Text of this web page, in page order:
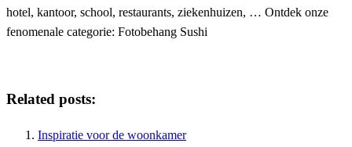
hotel, kantoor, school, restaurants, ziekenhuizen, … Ontdek onze
fenomenale categorie: Fotobehang Sushi
Related posts:
Inspiratie voor de woonkamer